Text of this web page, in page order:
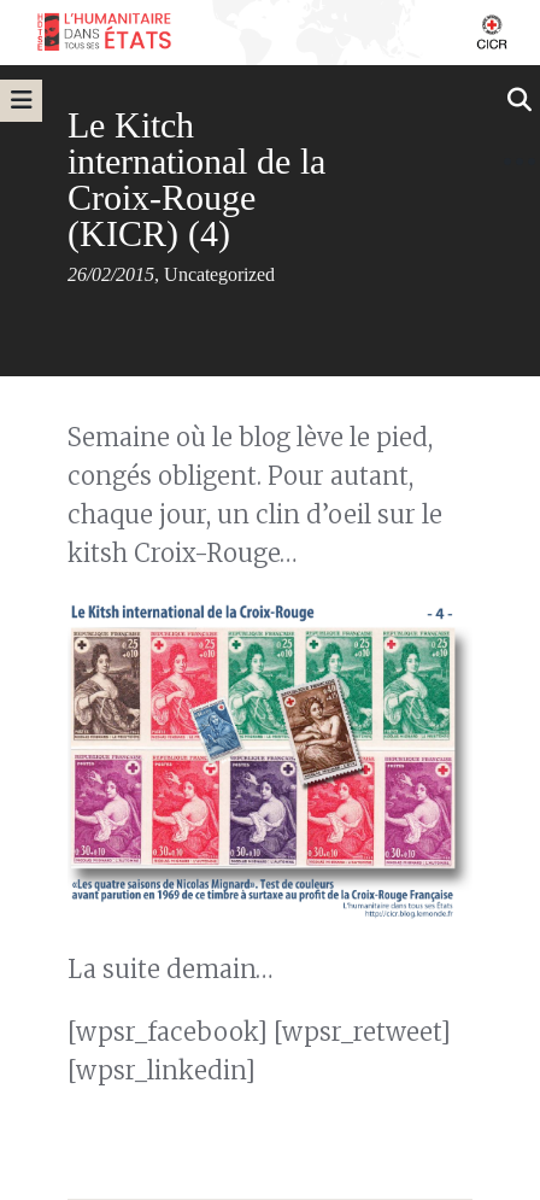
Le Kitch
international de la
Croix-Rouge
(KICR) (4)
26/02/2015, Uncategorized
Semaine où le blog lève le pied,
congés obligent. Pour autant,
chaque jour, un clin d’oeil sur le
kitsh Croix-Rouge…
La suite demain…
[wpsr_facebook] [wpsr_retweet]
[wpsr_linkedin]